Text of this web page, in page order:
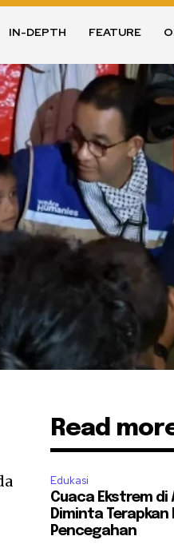
IN-DEPTH FEATURE
Read
Edukasi
Cuaca Ekstrem
Diminta Terapkan
Pencegahan